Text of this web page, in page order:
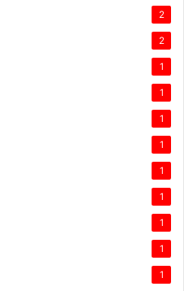
2
2
1
1
1
1
1
1
1
1
1